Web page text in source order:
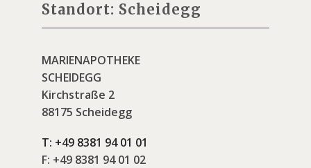
Standort: Scheidegg
MARIENAPOTHEKE
SCHEIDEGG
Kirchstraße 2
88175 Scheidegg
T: +49 8381 94 01 01
F: +49 8381 94 01 02